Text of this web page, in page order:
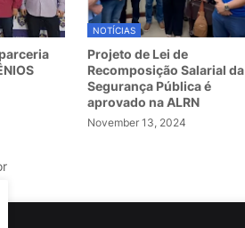
NOTÍCIAS
Projeto de Lei de
Recomposição Salarial da
Segurança Pública é
aprovado na ALRN
November 13, 2024